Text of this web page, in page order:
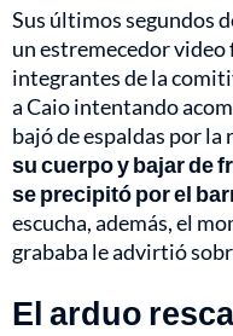
Sus últimos segundos
un estremecedor video
integrantes de la
a Caio intentando
bajó de espaldas por la
su cuerpo y bajar de
se precipitó por el
escucha, además, el
grababa le advirtió
El arduo